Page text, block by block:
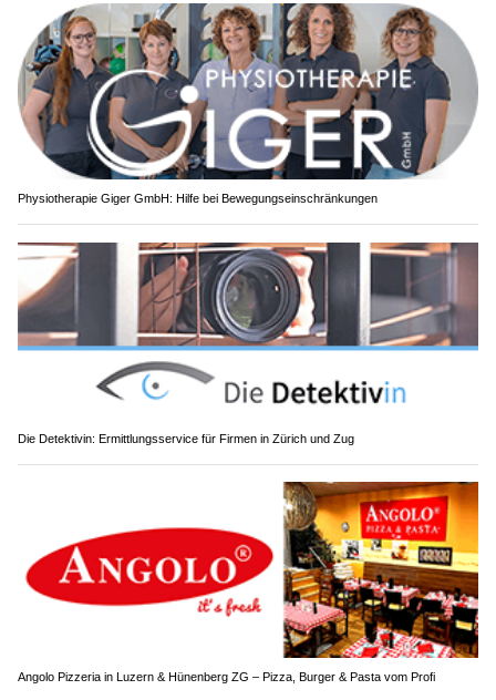
Physiotherapie Giger GmbH: Hilfe bei Bewegungseinschränkungen
Die Detektivin: Ermittlungsservice für Firmen in Zürich und Zug
Angolo Pizzeria in Luzern & Hünenberg ZG – Pizza, Burger & Pasta vom Profi